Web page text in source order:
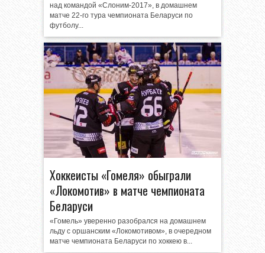
над командой «Слоним-2017», в домашнем
матче 22-го тура чемпионата Беларуси по
футболу...
Хоккеисты «Гомеля» обыграли
«Локомотив» в матче чемпионата
Беларуси
«Гомель» уверенно разобрался на домашнем
льду с оршанским «Локомотивом», в очередном
матче чемпионата Беларуси по хоккею в...